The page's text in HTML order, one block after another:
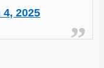
4, 2025